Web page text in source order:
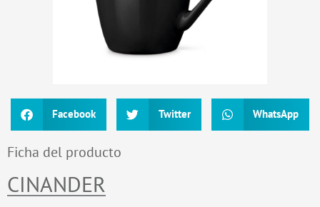
Facebook Twitter WhatsApp
Ficha del producto
CINANDER